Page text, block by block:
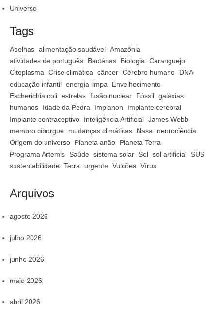
Universo
Tags
Abelhas alimentação saudável Amazônia
atividades de português
Bactérias Biologia
Caranguejo
Citoplasma
Crise climática câncer Cérebro humano
DNA
educação infantil energia limpa
Envelhecimento
Escherichia coli estrelas fusão nuclear Fóssil galáxias
humanos
Idade da Pedra Implanon
Implante cerebral
Implante contraceptivo
Inteligência Artificial James Webb
membro ciborgue
mudanças climáticas Nasa
neurociência
Origem do universo
Planeta anão
Planeta Terra
Programa Artemis
Saúde sistema solar Sol sol artificial
SUS
sustentabilidade
Terra urgente Vulcões Vírus
Arquivos
agosto 2026
julho 2026
junho 2026
maio 2026
abril 2026